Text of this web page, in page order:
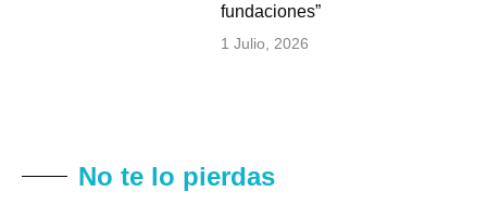
fundaciones”
1 Julio, 2026
No te lo pierdas